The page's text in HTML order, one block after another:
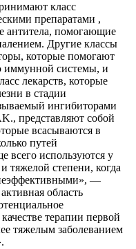
класс
препаратами ,
антитела, помогающие
Другие классы
которые помогают
иммунной системы, и
лекарств, которые
в стадии
ингибиторами
, представляют собой
всасываются в
путей
всего используются у
тяжелой степени, когда
—
область
терапии первой
тяжелым заболеванием